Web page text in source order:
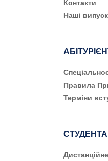
Контакти
Наші
Правила
Терміни